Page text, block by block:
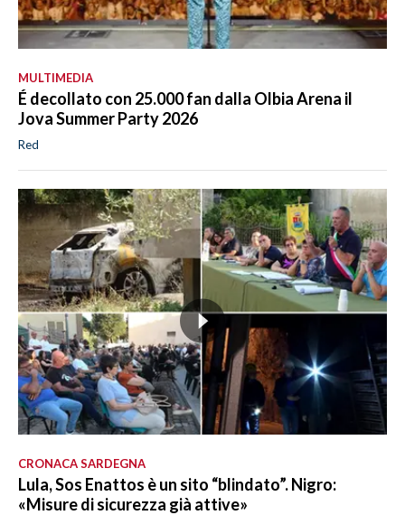
MULTIMEDIA
É decollato con 25.000 fan dalla Olbia Arena il
Jova Summer Party 2026
Red
CRONACA SARDEGNA
Lula, Sos Enattos è un sito “blindato”. Nigro:
«Misure di sicurezza già attive»